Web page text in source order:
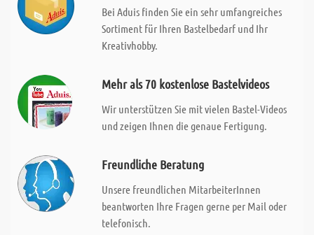
Bei Aduis finden Sie ein sehr umfangreiches
Sortiment für Ihren Bastelbedarf und Ihr
Kreativhobby.
Mehr als 70 kostenlose Bastelvideos
Wir unterstützen Sie mit vielen Bastel-Videos
und zeigen Ihnen die genaue Fertigung.
Freundliche Beratung
Unsere freundlichen MitarbeiterInnen
beantworten Ihre Fragen gerne per Mail oder
telefonisch.